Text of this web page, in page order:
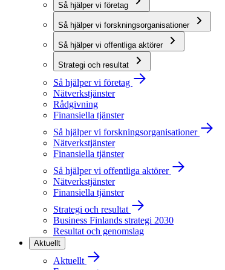
Så hjälper vi företag
Så hjälper vi forskningsorganisationer
Så hjälper vi offentliga aktörer
Strategi och resultat
Så hjälper vi företag
Nätverkstjänster
Rådgivning
Finansiella tjänster
Så hjälper vi forskningsorganisationer
Nätverkstjänster
Finansiella tjänster
Så hjälper vi offentliga aktörer
Nätverkstjänster
Finansiella tjänster
Strategi och resultat
Business Finlands strategi 2030
Resultat och genomslag
Aktuellt
Aktuellt